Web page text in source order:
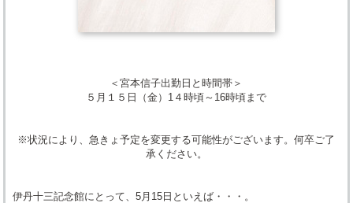
＜宮本信子出勤日と時間帯＞
５月１５日（金）1４時頃～16時頃まで
※状況により、急きょ予定を変更する可能性がございます。何卒ご了
承ください。
伊丹十三記念館にとって、5月15日といえば・・・。